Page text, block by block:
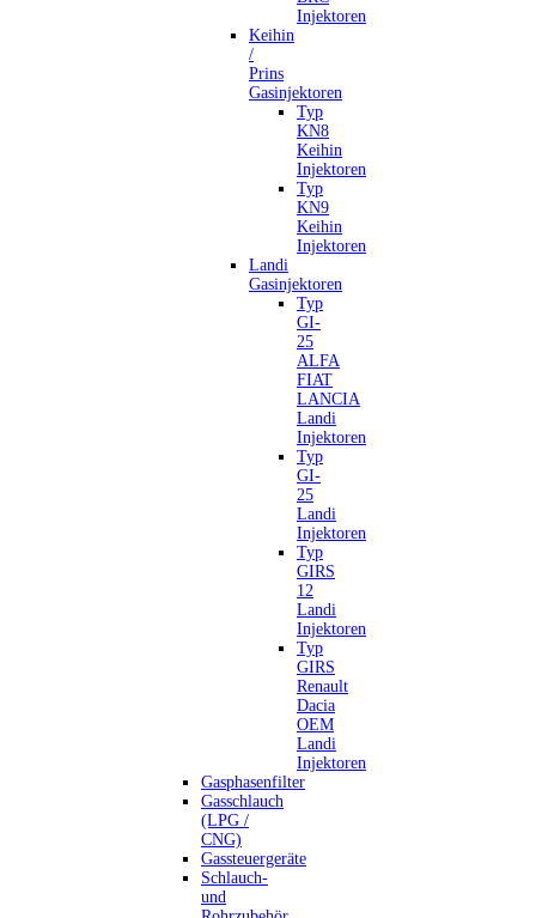
Injektoren
Keihin
/
Prins
Gasinjektoren
Typ
KN8
Keihin
Injektoren
Typ
KN9
Keihin
Injektoren
Landi
Gasinjektoren
Typ
GI-
25
ALFA
FIAT
LANCIA
Landi
Injektoren
Typ
GI-
25
Landi
Injektoren
Typ
GIRS
12
Landi
Injektoren
Typ
GIRS
Renault
Dacia
OEM
Landi
Injektoren
Gasphasenfilter
Gasschlauch
(LPG /
CNG)
Gassteuergeräte
Schlauch-
und